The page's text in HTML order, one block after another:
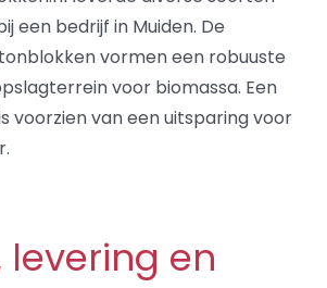
Projecten
Over ons
een bedrijf in Muiden. De
vormen een robuuste
voor biomassa. Een
voorzien van een uitsparing voor
levering en